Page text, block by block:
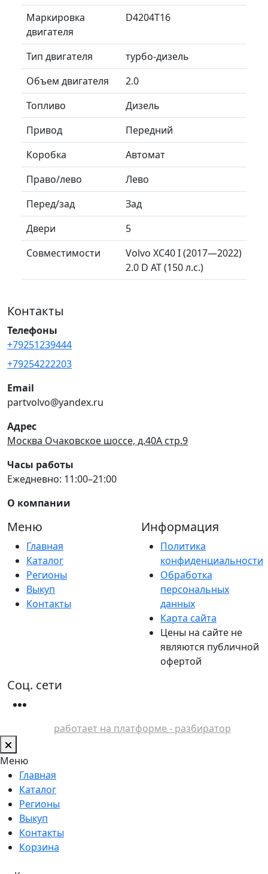
Маркировка
двигателя
D4204T16
Тип двигателя
турбо-дизель
Объем двигателя
2.0
Топливо
Дизель
Привод
Передний
Коробка
Автомат
Право/лево
Лево
Перед/зад
Зад
Двери
5
Совместимости
Volvo XC40 I (2017—2022)
2.0 D AT (150 л.с.)
Контакты
Телефоны
+79251239444
+79254222203
Email
partvolvo@yandex.ru
Адрес
Москва Очаковское шоссе, д.40А стр.9
Часы работы
Ежедневно: 11:00–21:00
О компании
Меню
Главная
Каталог
Регионы
Выкуп
Контакты
Информация
Политика
конфиденциальности
Обработка
персональных
данных
Карта сайта
Цены на сайте не
являются публичной
офертой
Соц. сети
работает на платформе - разбиратор
Меню
Главная
Каталог
Регионы
Выкуп
Контакты
Корзина